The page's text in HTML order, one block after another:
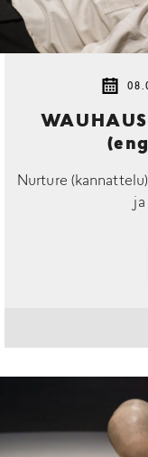
Nurture